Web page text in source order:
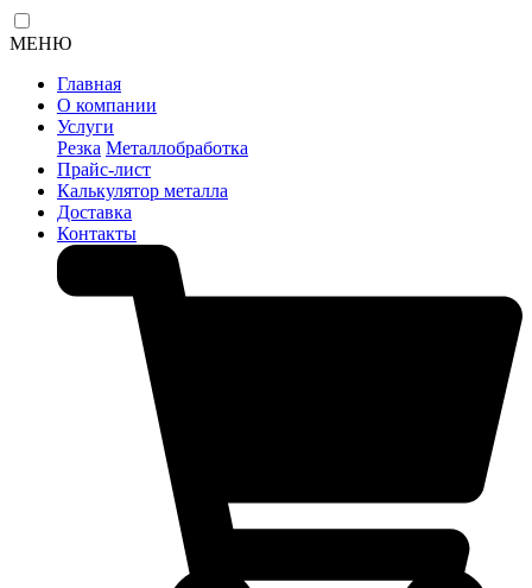
МЕНЮ
Главная
О компании
Услуги
Резка Металлобработка
Прайс-лист
Калькулятор металла
Доставка
Контакты